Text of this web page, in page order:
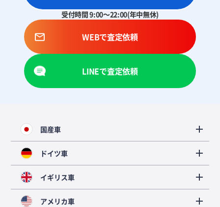
受付時間 9:00～22:00(年中無休)
WEBで査定依頼
LINEで査定依頼
国産車
ドイツ車
イギリス車
アメリカ車